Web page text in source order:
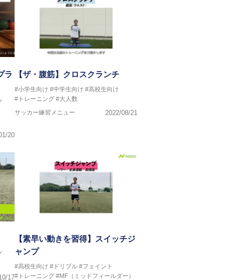
ラ
20
【ザ・腹筋】クロスクランチ
#小学生向け #中学生向け #高校生向け
#トレーニング #大人数
サッカー練習メニュー
2022/08/21
17
【素早い動きを習得】スイッチジ
ャンプ
#高校生向け #ドリブル #フェイント
#トレーニング #MF（ミッドフィールダー）